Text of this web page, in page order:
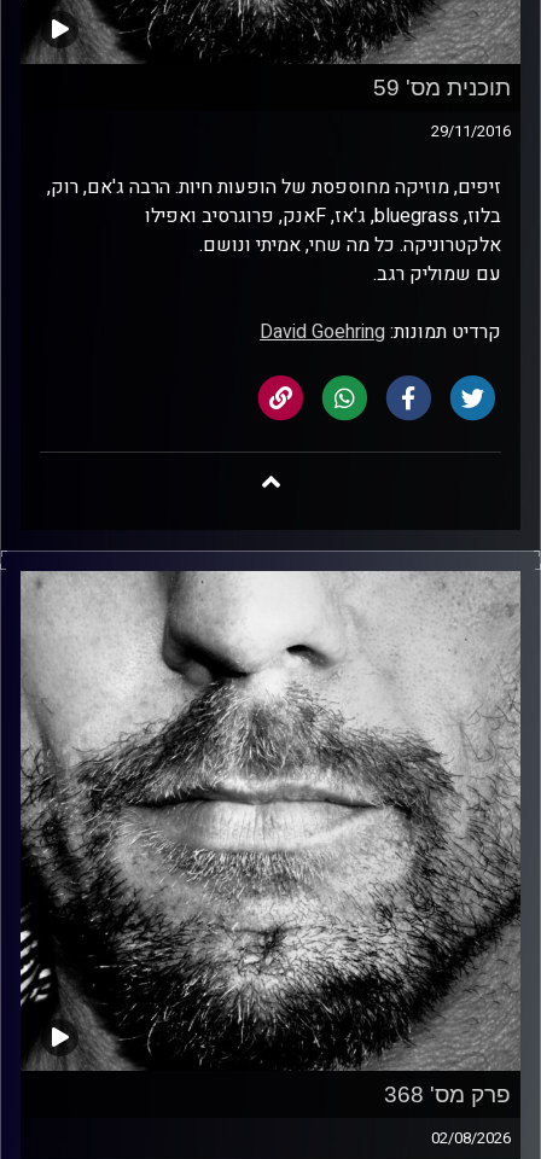
תוכנית מס' 59
29/11/2016
זיפים, מוזיקה מחוספסת של הופעות חיות. הרבה ג'אם, רוק,
בלוז, bluegrass, ג'אז, Fאנק, פרוגרסיב ואפילו
אלקטרוניקה. כל מה שחי, אמיתי ונושם.
עם שמוליק רגב.
קרדיט תמונות:David Goehring
פרק מס' 368
02/08/2026